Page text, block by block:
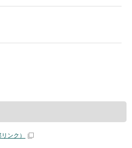
リンク）